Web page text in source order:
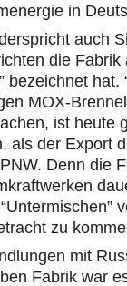
in
auch
die
bezeichnet
MOX-
ist heute
als der Export
Denn die
zu
mit
Fabrik war